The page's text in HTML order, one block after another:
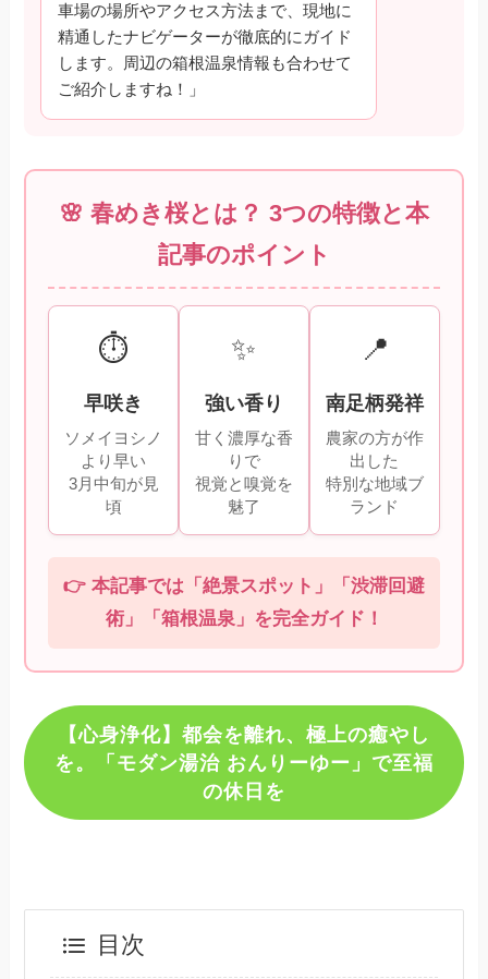
車場の場所やアクセス方法まで、現地に
精通したナビゲーターが徹底的にガイド
します。周辺の箱根温泉情報も合わせて
ご紹介しますね！」
🌸 春めき桜とは？ 3つの特徴と本
記事のポイント
⏱️
早咲き
ソメイヨシノ
より早い
3月中旬が見
頃
✨
強い香り
甘く濃厚な香
りで
視覚と嗅覚を
魅了
📍
南足柄発祥
農家の方が作
出した
特別な地域ブ
ランド
👉 本記事では「絶景スポット」「渋滞回避
術」「箱根温泉」を完全ガイド！
【心身浄化】都会を離れ、極上の癒やし
を。「モダン湯治 おんりーゆー」で至福
の休日を
目次